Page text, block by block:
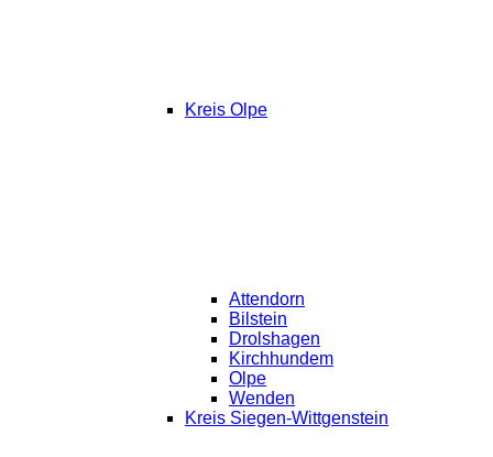
Kreis Olpe
Attendorn
Bilstein
Drolshagen
Kirchhundem
Olpe
Wenden
Kreis Siegen-Wittgenstein